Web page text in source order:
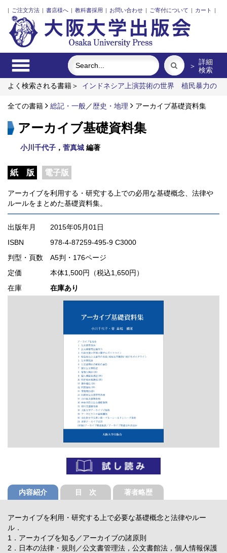
| ご注文方法 | 書店様へ | 教科書採用 | お問い合わせ | ご寄付について | カート |
＞ 詳細
検索
よく検索される書籍＞
インドネシア上演芸術の世界
植民暴力の
知的設計
レーザーとプラズマと粒子ビーム
リスク意思決定論
全ての書籍 総記・一般／歴史・地理 アーカイブ基礎資料集
アーカイブ基礎資料集
小川千代子 ， 菅真城 編著
紙 版 電子版
アーカイブを利用する・研究する上での必用な基礎概念、法律や
ルールをまとめた基礎資料集。
出版年月
2015年05月01日
ISBN
978-4-87259-495-9 C3000
判型・頁数 A5判・176ページ
定価
本体1,500円（税込1,650円）
在庫
在庫あり
内容紹介 目 次 著者略歴
アーカイブを利用・研究する上で必要な基礎概念と法律やルー
ル．
1．アーカイブを知る／アーカイブの諸原則
2．日本の法律・規則／公文書管理法，公文書館法，個人情報保護